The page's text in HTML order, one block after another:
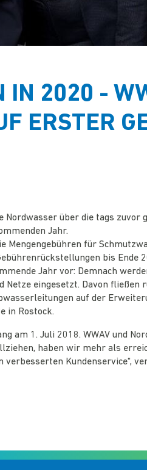
IN 2020 -
ERSTER
über die tags
Jahr.
Mengengebühren für
bis Ende
Jahr vor: Demnach
eingesetzt. Davon fließen
auf der
in Rostock.
1. Juli 2018. WWAV und
haben wir mehr als
Kundenservice“,